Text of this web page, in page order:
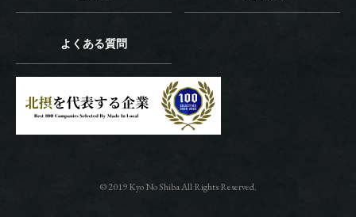
よくある質問
© 2019 Kyo No Shiba All Rights Reserved.